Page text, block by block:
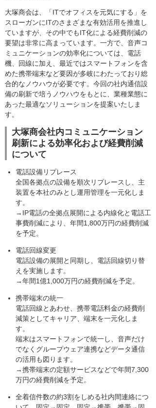
大塚商会は、「ITでオフィスを元気にする」を
スローガンにITのさまざまな有効活用を推進し
ていますが、その中でもIT化による経費削減の
要望は非常に高まっています。一方で、音声コ
ミュニケーションの効率化については、電話
機、回線に加え、最近ではスマートフォンを含
めた携帯端末など要因が多岐にわたっており総
合的なノウハウが必要です。今回の社内通信設
備の刷新で培うノウハウをもとに、業種業態に
あった最適なソリューションを提案いたしま
す。
大塚商会社内コミュニケーション
刷新による効率化および経費削減
について
電話設備リプレース
全国各拠点の設備を順次リプレースし、主
装置を本社のみとし運用管理を一元化しま
す。
→IP電話の全拠点展開による内線化と電話工
事費削減により、年間1,800万円の経費削減
を予定。
電話回線変更
電話設備の展開と同期し、電話回線切り替
えを実施します。
→年間1億1,000万円の経費削減を予定。
携帯端末の統一
電話回線とあわせ、携帯電話料金の経費削
減策としてキャリア、端末を一元化しま
す。
端末はスマートフォンで統一し、音声だけ
でなくグループウェア連携などデータ通信
の活用も図ります。
→携帯端末の定額サービスなどで年間7,300
万円の経費削減を予定。
全着信件数の約3割をしめる社内間連絡につ